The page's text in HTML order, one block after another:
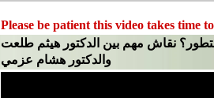
Please be patient this video takes time
نقاش مهم بين الدكتور هيثم طلعت
والدكتور هشام عزمي